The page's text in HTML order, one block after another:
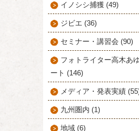
イノシシ捕獲 (49)
ジビエ (36)
セミナー・講習会 (90)
フォトライター高木あ
ート (146)
メディア・発表実績
九州圏内 (1)
地域 (6)